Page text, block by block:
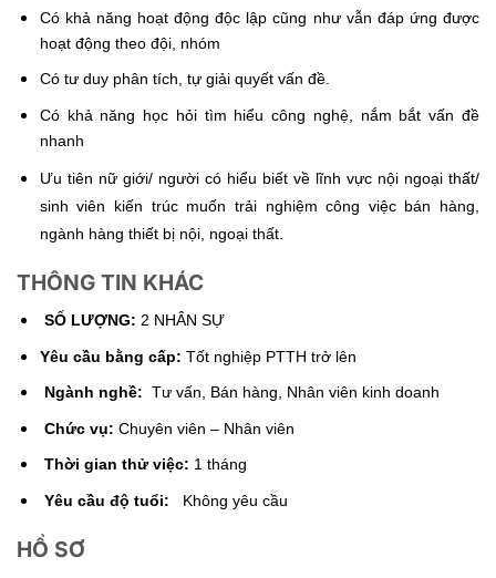
Có khả năng hoạt động độc lập cũng như vẫn đáp ứng được
hoạt động theo đội, nhóm
Có tư duy phân tích, tự giải quyết vấn đề.
Có khả năng học hỏi tìm hiểu công nghệ, nắm bắt vấn đề
nhanh
Ưu tiên nữ giới/ người có hiểu biết về lĩnh vực nội ngoại thất/
sinh viên kiến trúc muốn trải nghiệm công việc bán hàng,
ngành hàng thiết bị nội, ngoại thất.
THÔNG TIN KHÁC
SỐ LƯỢNG: 2 NHÂN SỰ
Yêu cầu bằng cấp: Tốt nghiệp PTTH trở lên
Ngành nghề: Tư vấn, Bán hàng, Nhân viên kinh doanh
Chức vụ: Chuyên viên – Nhân viên
Thời gian thử­ việc: 1 tháng
Yêu cầu độ tuổi: Không yêu cầu
HỒ SƠ